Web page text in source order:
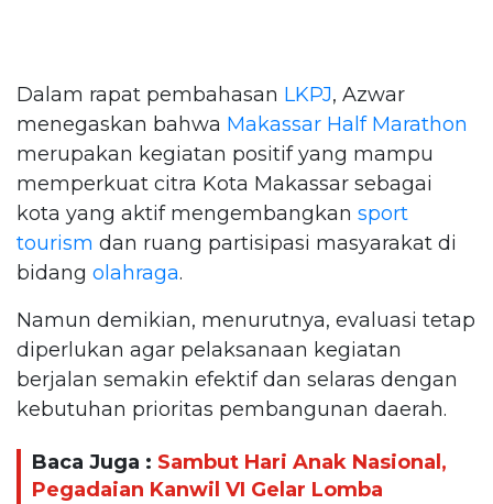
Dalam rapat pembahasan LKPJ, Azwar
menegaskan bahwa Makassar Half Marathon
merupakan kegiatan positif yang mampu
memperkuat citra Kota Makassar sebagai
kota yang aktif mengembangkan sport
tourism dan ruang partisipasi masyarakat di
bidang olahraga.
Namun demikian, menurutnya, evaluasi tetap
diperlukan agar pelaksanaan kegiatan
berjalan semakin efektif dan selaras dengan
kebutuhan prioritas pembangunan daerah.
Baca Juga : Sambut Hari Anak Nasional,
Pegadaian Kanwil VI Gelar Lomba